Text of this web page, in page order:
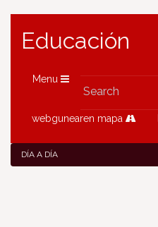
Educación
Menu
webgunearen mapa
DÍA A DÍA